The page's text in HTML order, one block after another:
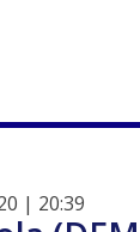
| 20:39